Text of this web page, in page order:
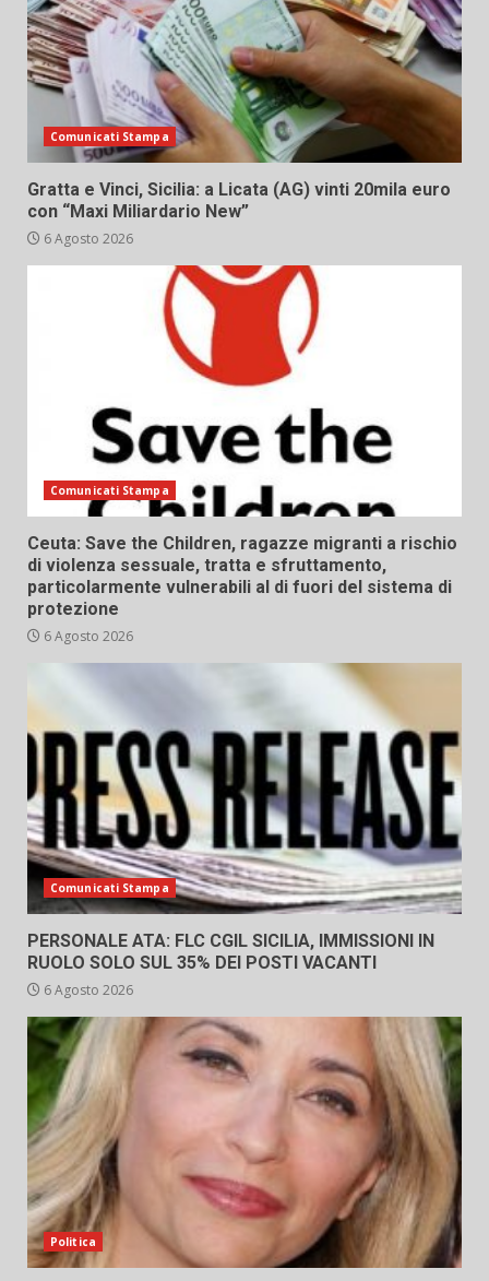
Comunicati Stampa
Gratta e Vinci, Sicilia: a Licata (AG) vinti 20mila euro
con “Maxi Miliardario New”
6 Agosto 2026
Comunicati Stampa
Ceuta: Save the Children, ragazze migranti a rischio
di violenza sessuale, tratta e sfruttamento,
particolarmente vulnerabili al di fuori del sistema di
protezione
6 Agosto 2026
Comunicati Stampa
PERSONALE ATA: FLC CGIL SICILIA, IMMISSIONI IN
RUOLO SOLO SUL 35% DEI POSTI VACANTI
6 Agosto 2026
Politica